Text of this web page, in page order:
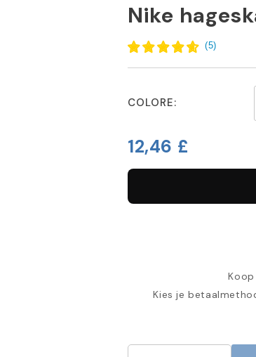
Nike
(5)
COLORE:
12,46 £
Kies je